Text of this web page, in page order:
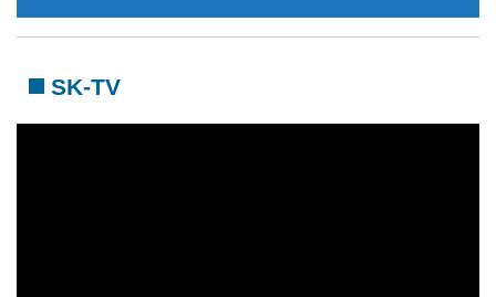
SK-TV